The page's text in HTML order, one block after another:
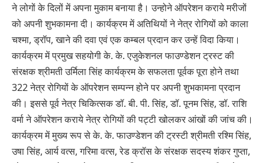
ने लोगों के दिलों में अपना मुकाम बनाया है। उन्होने ऑपरेशन कराये मरीजों
को अपनी शुभकामना दी। कार्यक्रम में अतिथियों ने नेत्र रोगियों को काला
चश्मा, ड्रॉप, खाने की दवा एवं एक कम्बल प्रदान कर उन्हें विदा किया।
कार्यक्रम में प्रमुख सहयोगी के. के. एजुकेशनल फाउण्डेशन ट्रस्ट की
संरक्षक श्रीमती उर्मिला सिंह कार्यक्रम के सफलता पूर्वक पूरा होने तथा
322 नेत्र रोगियों के ऑपरेशन सम्पन्न होने पर अपनी शुभकामना प्रदान
की। इससे पूर्व नेत्र चिकित्सक डॉ. बी. पी. सिंह, डॉ. पूनम सिंह, डॉ. राशि
वर्मा ने ऑपरेशन कराये नेत्र रोगियों की पट्टी खोलकर आंखों की जांच की।
कार्यक्रम में मुख्य रूप से के. के. फाउण्डेशन की ट्रस्टी श्रीमती रश्मि सिंह,
उषा सिंह, आर्य वत्स, गरिमा वत्स, रेड क्रॉस के संरक्षक सदस्य शंकर गुप्ता,